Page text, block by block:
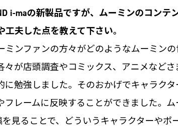
i-maの新製品ですが、ムーミンのコンテ
夫した点を教えて下さい。
ミンファンの方々がどのようなムーミン
々が店頭調査やコミックス、アニメなど
に勉強しました。そのおかげでキャラク
フレームに反映することができました。
を見ることで、どういうキャラクターやポ